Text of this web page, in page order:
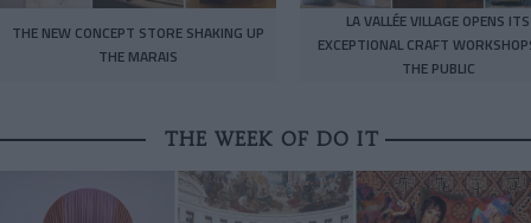
THE NEW CONCEPT STORE SHAKING UP
THE MARAIS
LA VALLÉE VILLAGE OPENS ITS
EXCEPTIONAL CRAFT
THE PUBLIC
THE WEEK OF DO IT